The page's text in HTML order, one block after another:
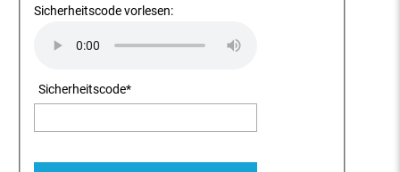
Sicherheitscode vorlesen:
Sicherheitscode*